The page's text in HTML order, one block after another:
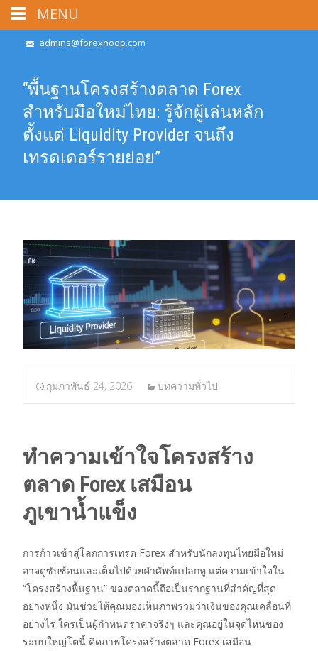
admins@forexnoop.com
“พื้นฐานโครงสร้างตลาด Forex
สำหรับมือใหม่ไทย: รู้จักผู้เล่นหลัก
ตั้งแต่ Liquidity Provider จนถึง
เทรดเดอร์รายย่อย”
กุมภาพันธ์ 24, 2026 บทความทั่วไป
ทำความเข้าใจโครงสร้าง
ตลาด Forex เสมือน
ภูเขาน้ำแข็ง
การก้าวเข้าสู่โลกการเทรด Forex สำหรับนักลงทุนไทยมือใหม่
อาจดูซับซ้อนและเต็มไปด้วยคำศัพท์แปลกหู แต่ความเข้าใจใน
“โครงสร้างพื้นฐาน” ของตลาดนี้ถือเป็นรากฐานที่สำคัญที่สุด
อย่างหนึ่ง มันช่วยให้คุณมองเห็นภาพรวมว่าเงินของคุณเคลื่อนที่
อย่างไร ใครเป็นผู้กำหนดราคาจริงๆ และคุณอยู่ในจุดไหนของ
ระบบใหญ่โตนี้ คิดภาพโครงสร้างตลาด Forex เสมือน
MENU